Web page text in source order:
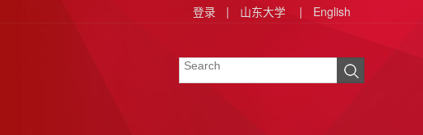
登录 | 山东大学 | English